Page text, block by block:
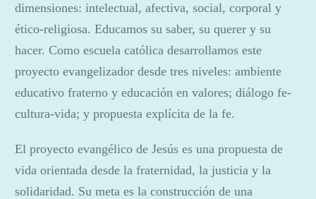
dimensiones: intelectual, afectiva, social, corporal y
ético-religiosa. Educamos su saber, su querer y su
hacer. Como escuela católica desarrollamos este
proyecto evangelizador desde tres niveles: ambiente
educativo fraterno y educación en valores; diálogo fe-
cultura-vida; y propuesta explícita de la fe.
El proyecto evangélico de Jesús es una propuesta de
vida orientada desde la fraternidad, la justicia y la
solidaridad. Su meta es la construcción de una